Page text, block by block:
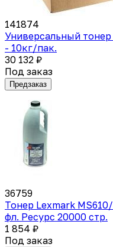
141874
Универсальный
- 10кг/пак.
30 132 ₽
Под заказ
Предзаказ
36759
Тонер Lexmark
фл. Ресурс 20000 стр.
1 854 ₽
Под заказ